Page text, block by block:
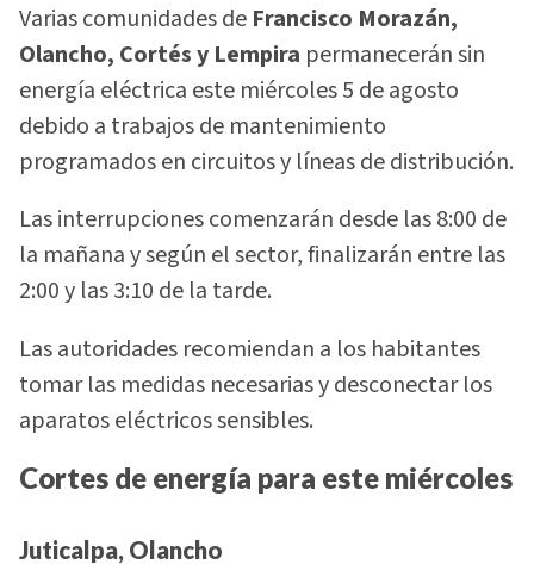
Varias comunidades de Francisco Morazán,
Olancho, Cortés y Lempira permanecerán sin
energía eléctrica este miércoles 5 de agosto
debido a trabajos de mantenimiento
programados en circuitos y líneas de distribución.
Las interrupciones comenzarán desde las 8:00 de
la mañana y según el sector, finalizarán entre las
2:00 y las 3:10 de la tarde.
Las autoridades recomiendan a los habitantes
tomar las medidas necesarias y desconectar los
aparatos eléctricos sensibles.
Cortes de energía para este miércoles
Juticalpa, Olancho